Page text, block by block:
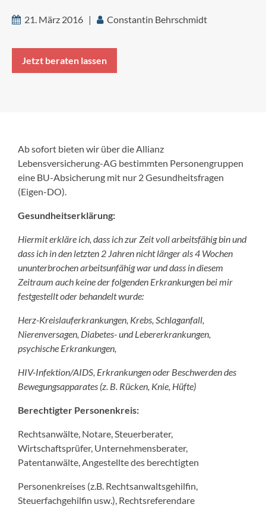
21. März 2016 | Constantin Behrschmidt
Jetzt beraten lassen
Ab sofort bieten wir über die Allianz
Lebensversicherung-AG bestimmten Personengruppen
eine BU-Absicherung mit nur 2 Gesundheitsfragen
(Eigen-DO).
Gesundheitserklärung:
Hiermit erkläre ich, dass ich zur Zeit voll arbeitsfähig bin und
dass ich in den letzten 2 Jahren nicht länger als 4 Wochen
ununterbrochen arbeitsunfähig war und dass in diesem
Zeitraum auch keine der folgenden Erkrankungen bei mir
festgestellt oder behandelt wurde:
Herz-Kreislauferkrankungen, Krebs, Schlaganfall,
Nierenversagen, Diabetes- und Lebererkrankungen,
psychische Erkrankungen,
HIV-Infektion/AIDS, Erkrankungen oder Beschwerden des
Bewegungsapparates (z. B. Rücken, Knie, Hüfte)
Berechtigter Personenkreis:
Rechtsanwälte, Notare, Steuerberater,
Wirtschaftsprüfer, Unternehmensberater,
Patentanwälte, Angestellte des berechtigten
Personenkreises (z.B. Rechtsanwaltsgehilfin,
Steuerfachgehilfin usw.), Rechtsreferendare